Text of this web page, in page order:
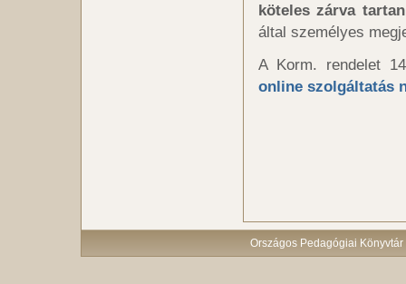
köteles zárva
által személyes
A Korm. rendelet
online szolgáltatás
Országos Pedagógiai